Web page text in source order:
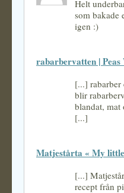
Helt
som bakade
igen :)
rabarbervatten |
[...]
blir
blandat,
[...]
Matjestårta « My
[...]
recept från